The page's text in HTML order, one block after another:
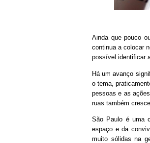
Ainda que pouco
continua a colocar
possível identificar
Há um avanço
o tema,
pessoas e as
ruas também
São Paulo é uma
espaço e da
muito sólidas na